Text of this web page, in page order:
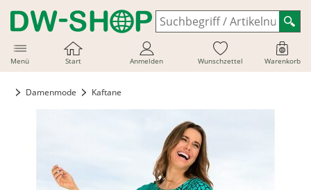
Menü Start Anmelden Wunschzettel Warenkorb
Damenmode Kaftane